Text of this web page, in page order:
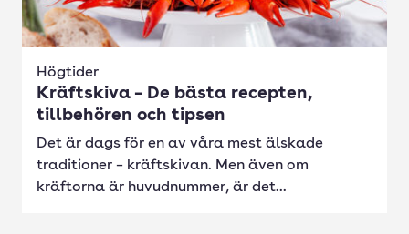
Högtider
Kräftskiva – De bästa recepten,
tillbehören och tipsen
Det är dags för en av våra mest älskade
traditioner – kräftskivan. Men även om
kräftorna är huvudnummer, är det...